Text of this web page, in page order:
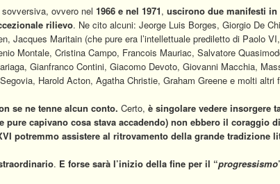
ovvero nel 1966 e nel 1971, uscirono due manifesti
rilievo. Ne cito alcuni: Jeorge Luis Borges, Giorgio De
Jacques Maritain (che pure era l’intellettuale prediletto di Paolo
Montale, Cristina Campo, Francois Mauriac, Salvatore
Gianfranco Contini, Giacomo Devoto, Giovanni Macchia,
Harold Acton, Agatha Christie, Graham Greene e molti altri
se ne tenne alcun conto. Certo, è singolare vedere insorgere
pure capivano cosa stava accadendo) non ebbero il coraggio
potremmo assistere al ritrovamento della grande tradizione
. E forse sarà l’inizio della fine per il “progressismo